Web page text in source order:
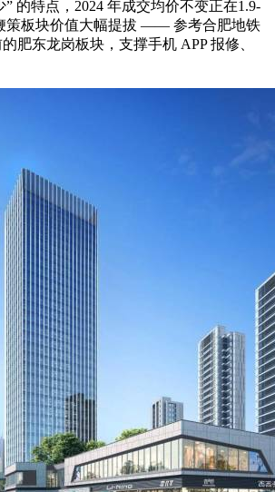
的特点，2024 年成交均价不变正在1.9-
策板块价值大幅提拔 —— 参考合肥地铁
肥东龙岗板块，支撑手机 APP 报修、